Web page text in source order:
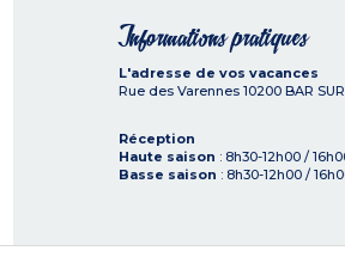
Informations pratiques
L'adresse de vos vacances
Rue des Varennes 10200 BAR
Réception
Haute saison : 8h30-12h00 /
Basse saison : 8h30-12h00 /